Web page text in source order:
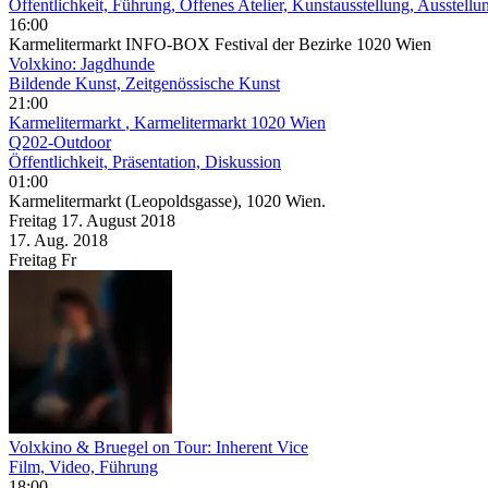
Öffentlichkeit, Führung, Offenes Atelier, Kunstausstellung,
16:00
Karmelitermarkt INFO-BOX Festival der Bezirke 1020 Wien
Volxkino: Jagdhunde
Bildende Kunst, Zeitgenössische Kunst
21:00
Karmelitermarkt , Karmelitermarkt 1020 Wien
Q202-Outdoor
Öffentlichkeit, Präsentation, Diskussion
01:00
Karmelitermarkt (Leopoldsgasse), 1020 Wien.
Freitag 17. August 2018
17. Aug. 2018
Freitag Fr
Volxkino & Bruegel on Tour: Inherent Vice
Film, Video, Führung